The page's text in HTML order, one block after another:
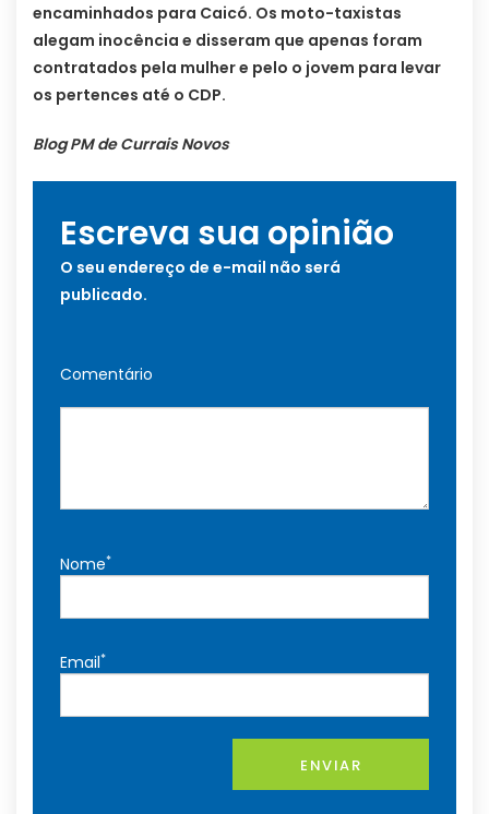
encaminhados para Caicó. Os moto-taxistas
alegam inocência e disseram que apenas foram
contratados pela mulher e pelo o jovem para levar
os pertences até o CDP.
Blog PM de Currais Novos
Escreva sua opinião
O seu endereço de e-mail não será
publicado.
Comentário
Nome*
Email*
ENVIAR